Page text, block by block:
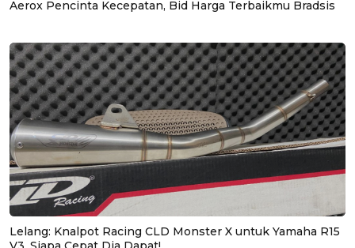
Aerox Pencinta Kecepatan, Bid Harga Terbaikmu Bradsis
Lelang: Knalpot Racing CLD Monster X untuk Yamaha R15